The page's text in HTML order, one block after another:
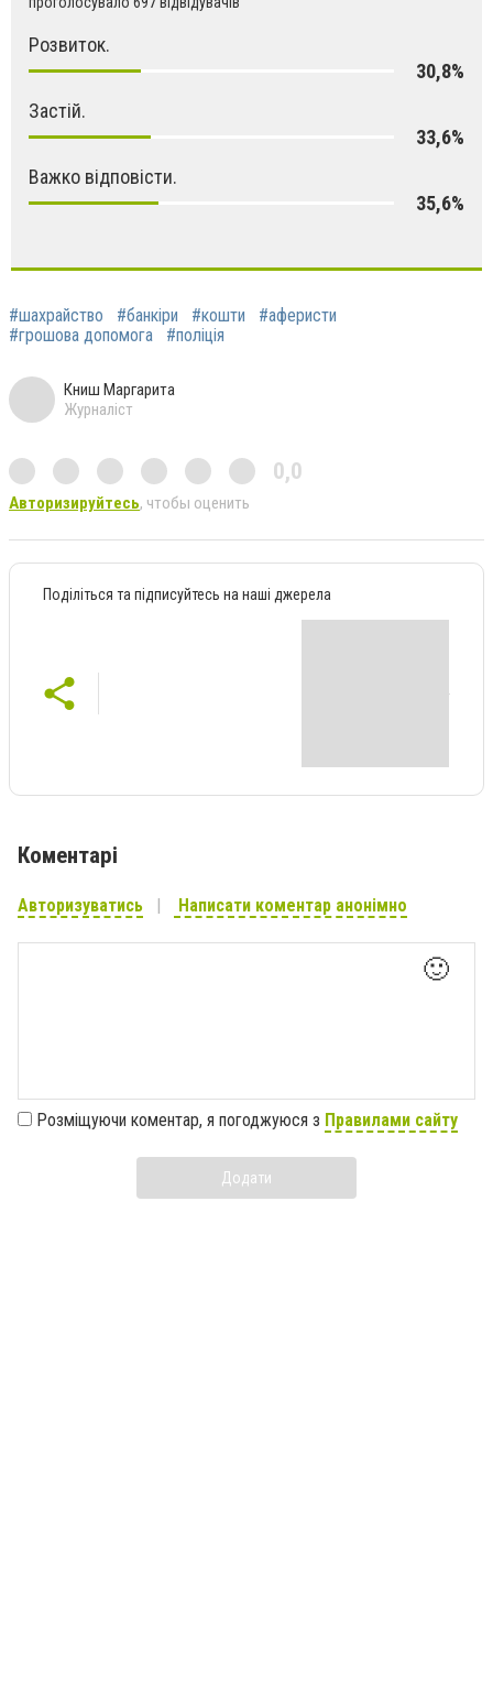
Розвиток.
30,8%
Застій.
33,6%
Важко відповісти.
35,6%
#шахрайство #банкіри #кошти
#аферисти
#грошова допомога
#поліція
Книш Маргарита
Журналіст
0,0
Авторизируйтесь, чтобы оценить
Поділіться та підписуйтесь на наші джерела
Коментарі
Авторизуватись Написати коментар анонімно
🙂
Розміщуючи коментар, я погоджуюся з Правилами сайту
Додати